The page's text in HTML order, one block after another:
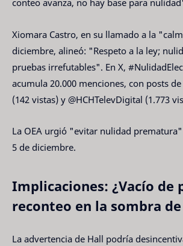
conteo avanza, no hay base para
Xiomara Castro, en su llamado a la
diciembre, alineó: "Respeto a la ley;
pruebas irrefutables". En X,
acumula 20.000 menciones, con posts de
(142 vistas) y @HCHTelevDigital (1.773
La OEA urgió "evitar nulidad
5 de diciembre.
Implicaciones: ¿Vacío de
reconteo en la sombra
La advertencia de Hall podría